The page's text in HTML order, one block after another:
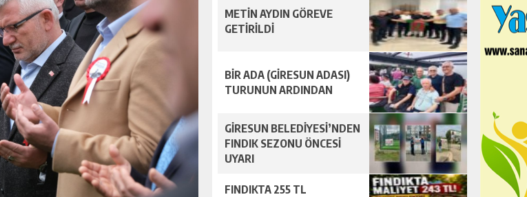
METİN AYDIN GÖREVE
GETİRİLDİ
BİR ADA (GİRESUN ADASI)
TURUNUN ARDINDAN
GİRESUN BELEDİYESİ’NDEN
FINDIK SEZONU ÖNCESİ
UYARI
FINDIKTA 255 TL